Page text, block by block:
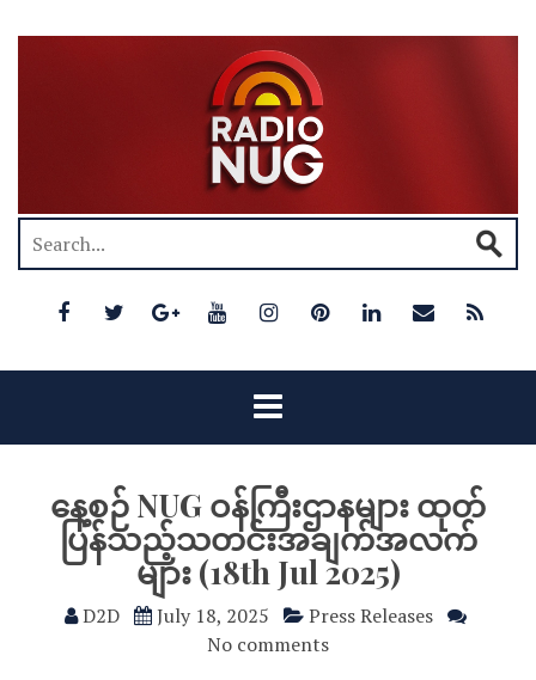
နေ့စဉ် NUG ဝန်ကြီးဌာနများ ထုတ်
ပြန်သည့်သတင်းအချက်အလက်
များ (18th Jul 2025)
D2D July 18, 2025
Press Releases
No comments